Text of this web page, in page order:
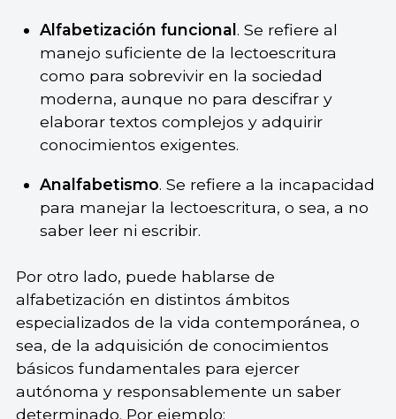
Alfabetización funcional. Se refiere al
manejo suficiente de la lectoescritura
como para sobrevivir en la sociedad
moderna, aunque no para descifrar y
elaborar textos complejos y adquirir
conocimientos exigentes.
Analfabetismo. Se refiere a la incapacidad
para manejar la lectoescritura, o sea, a no
saber leer ni escribir.
Por otro lado, puede hablarse de
alfabetización en distintos ámbitos
especializados de la vida contemporánea, o
sea, de la adquisición de conocimientos
básicos fundamentales para ejercer
autónoma y responsablemente un saber
determinado. Por ejemplo: